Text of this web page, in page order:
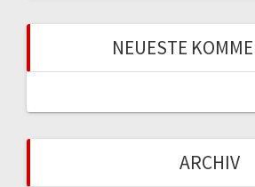
NEUESTE
ARCHIV